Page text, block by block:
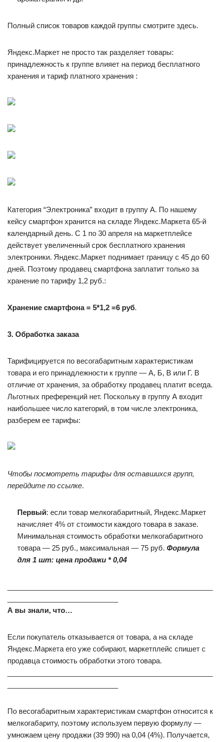
Полный список товаров каждой группы смотрите здесь.
Яндекс.Маркет не просто так разделяет товары:
принадлежность к группе влияет на период бесплатного
хранения и тариф платного хранения :
Категория “Электроника” входит в группу А. По нашему
кейсу смартфон хранится на складе Яндекс.Маркета 65-й
календарный день. С 1 по 30 апреля на маркетплейсе
действует увеличенный срок бесплатного хранения
электроники. Яндекс.Маркет поднимает границу с 45 до 60
дней. Поэтому продавец смартфона заплатит только за
хранение по тарифу 1,2 руб.:
Хранение смартфона = 5*1,2 =6 руб.
3. Обработка заказа
Тарифицируется по весогабаритным характеристикам
товара и его принадлежности к группе — А, Б, В или Г. В
отличие от хранения, за обработку продавец платит всегда.
Льготных преференций нет. Поскольку в группу А входит
наибольшее число категорий, в том числе электроника,
разберем ее тарифы:
Чтобы посмотреть тарифы для оставшихся групп,
перейдите по ссылке.
Первый: если товар мелкогабаритный, Яндекс.Маркет
начисляет 4% от стоимости каждого товара в заказе.
Минимальная стоимость обработки мелкогабаритного
товара — 25 руб., максимальная — 75 руб. Формула
для 1 шт: цена продажи * 0,04
А вы знали, что…
Если покупатель отказывается от товара, а на складе
Яндекс.Маркета его уже собирают, маркетплейс спишет с
продавца стоимость обработки этого товара.
По весогабаритным характеристикам смартфон относится к
мелкогабариту, поэтому используем первую формулу —
умножаем цену продажи (39 990) на 0,04 (4%). Получается,